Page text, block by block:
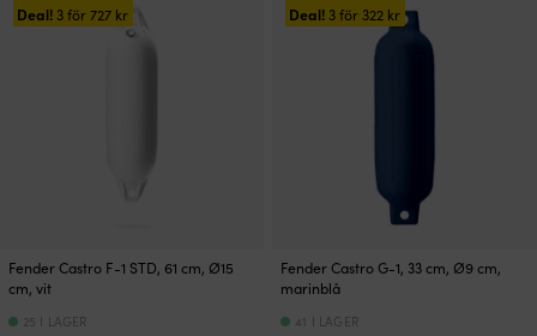
129 kr.119 kr.
Deal!3 för727 kr
Fender Castro F-1 STD, 61 cm, Ø15
cm, vit
25 I LAGER
Deal!3 för322 kr
Fender Castro G-1, 33 cm, Ø9 cm,
marinblå
41 I LAGER